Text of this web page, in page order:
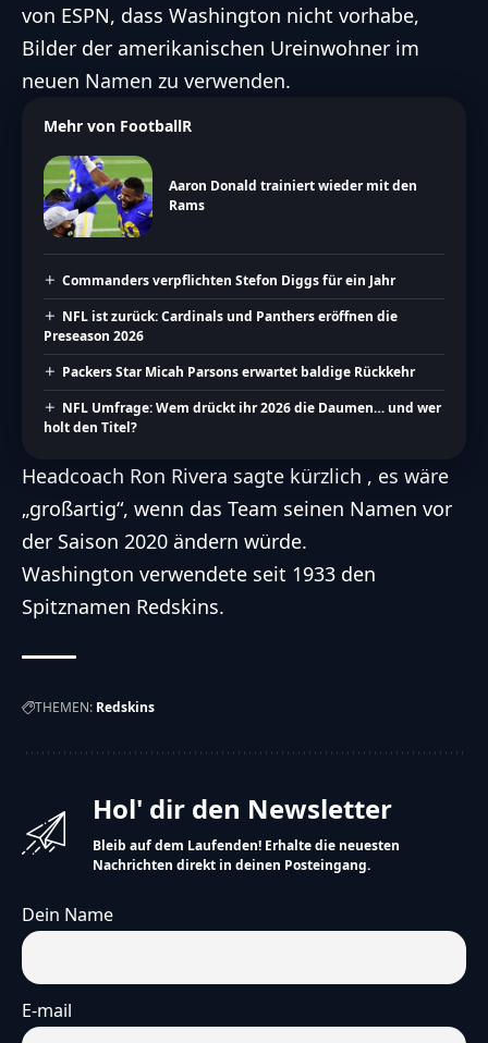
von ESPN, dass Washington nicht vorhabe,
Bilder der amerikanischen Ureinwohner im
neuen Namen zu verwenden.
Mehr von FootballR
Aaron Donald trainiert wieder mit den
Rams
Commanders verpflichten Stefon Diggs für ein Jahr
NFL ist zurück: Cardinals und Panthers eröffnen die
Preseason 2026
Packers Star Micah Parsons erwartet baldige Rückkehr
NFL Umfrage: Wem drückt ihr 2026 die Daumen… und wer
holt den Titel?
Headcoach Ron Rivera sagte kürzlich , es wäre
„großartig“, wenn das Team seinen Namen vor
der Saison 2020 ändern würde.
Washington verwendete seit 1933 den
Spitznamen Redskins.
THEMEN: Redskins
Hol' dir den Newsletter
Bleib auf dem Laufenden! Erhalte die neuesten
Nachrichten direkt in deinen Posteingang.
Dein Name
E-mail